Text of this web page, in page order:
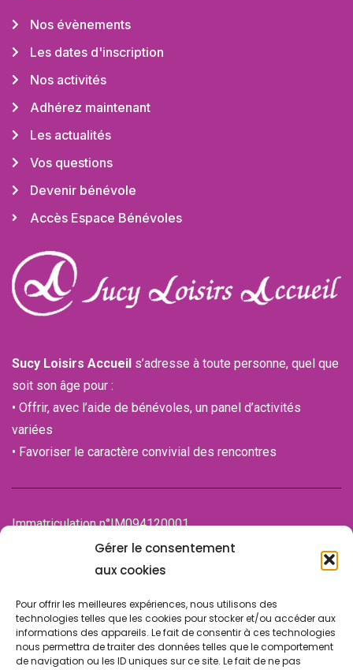
Gérer le consentement
aux cookies
Pour offrir les meilleures expériences, nous utilisons des
technologies telles que les cookies pour stocker et/ou accéder aux
informations des appareils. Le fait de consentir à ces technologies
nous permettra de traiter des données telles que le comportement
de navigation ou les ID uniques sur ce site. Le fait de ne pas
Nos évènements
Les dates d'inscription
Nos activités
Adhérez maintenant
Les actualités
Vos questions
Devenir bénévole
Accès Espace Bénévoles
Sucy Loisirs Accueil s’adresse à toute personne, quel que
soit son âge pour :
• Offrir, avec l’aide de bénévoles, un panel d’activités
variées
• Favoriser le caractère convivial des rencontres
Immatriculation n°IM094120001
de la Chambre des associations (CDA)
94100 SAINT-MAUR-DES-FOSSES